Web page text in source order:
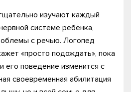
изучают каждый
системе ребёнка,
с речью. Логопед
«просто подождать», пока
его поведение изменится с
своевременная абилитация